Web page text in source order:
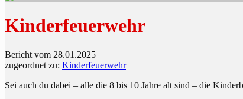
Kinderfeuerwehr
Bericht vom 28.01.2025
zugeordnet zu: Kinderfeuerwehr
Sei auch du dabei – alle die 8 bis 10 Jahre alt sind – die